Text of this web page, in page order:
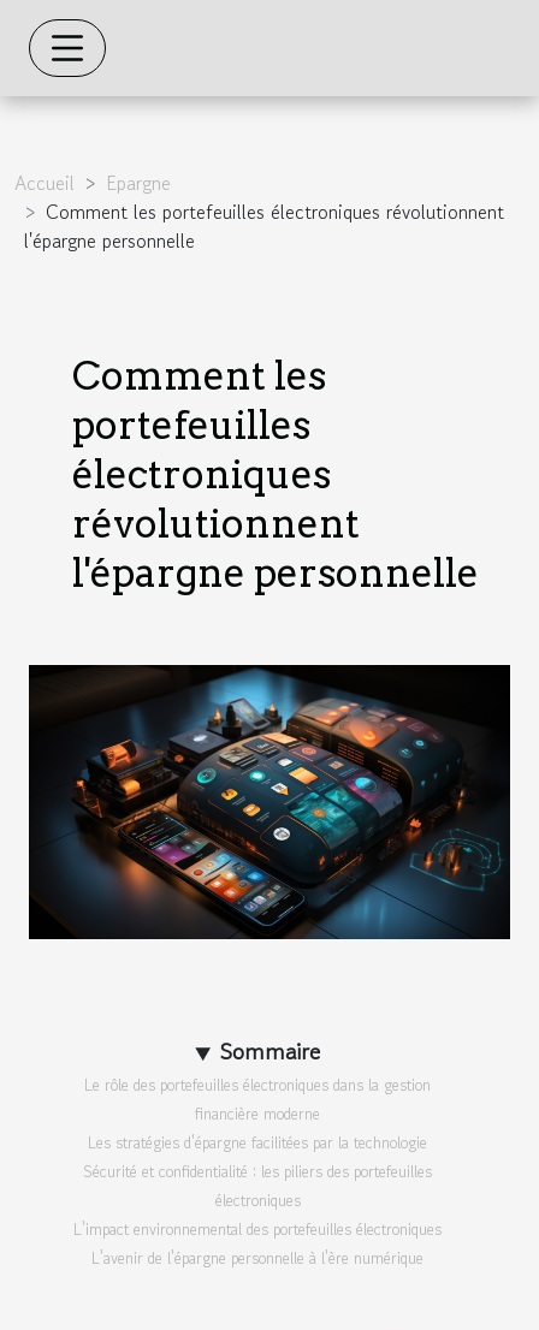
Accueil
Epargne
Comment les portefeuilles électroniques révolutionnent
l'épargne personnelle
Comment les
portefeuilles
électroniques
révolutionnent
l'épargne personnelle
Sommaire
Le rôle des portefeuilles électroniques dans la gestion
financière moderne
Les stratégies d'épargne facilitées par la technologie
Sécurité et confidentialité : les piliers des portefeuilles
électroniques
L'impact environnemental des portefeuilles électroniques
L'avenir de l'épargne personnelle à l'ère numérique